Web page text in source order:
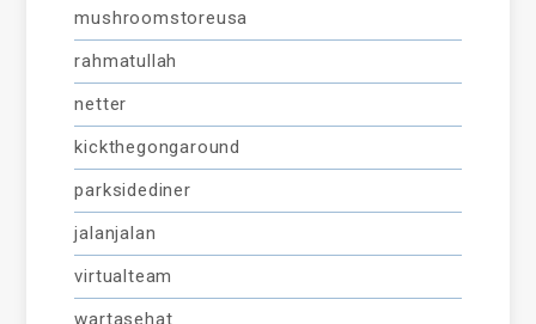
mushroomstoreusa
rahmatullah
netter
kickthegongaround
parksidediner
jalanjalan
virtualteam
wartasehat